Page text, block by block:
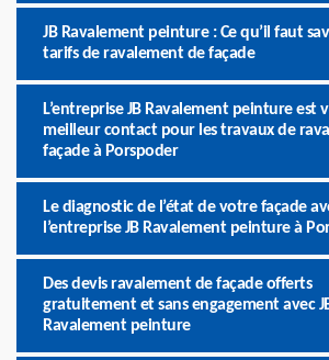
JB Ravalement peinture : Ce qu’il faut
tarifs de ravalement de façade
L’entreprise JB Ravalement peinture est
meilleur contact pour les travaux de
façade à Porspoder
Le diagnostic de l’état de votre façade
l’entreprise JB Ravalement peinture à
Des devis ravalement de façade offerts
gratuitement et sans engagement avec
Ravalement peinture